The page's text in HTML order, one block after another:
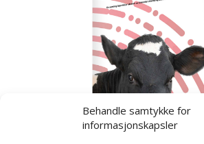
Behandle samtykke for
informasjonskapsler